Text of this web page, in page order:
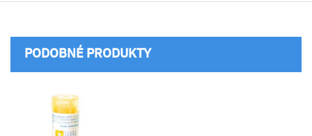
PODOBNÉ PRODUKTY